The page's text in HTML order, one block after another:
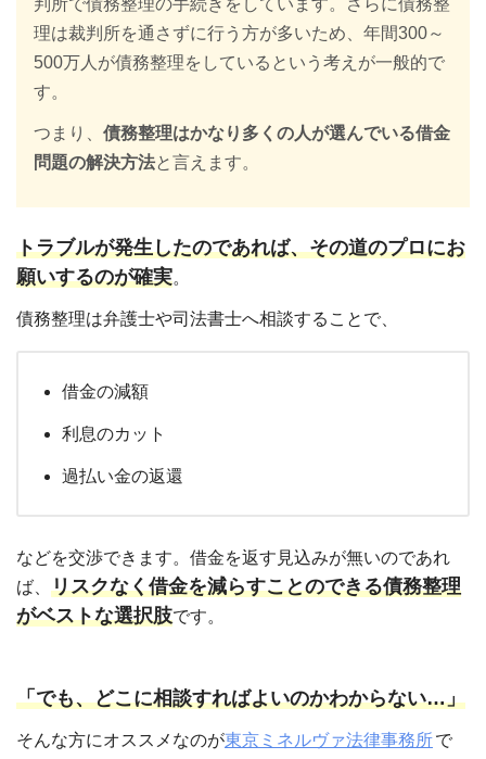
判所で債務整理の手続きをしています。さらに債務整
理は裁判所を通さずに行う方が多いため、年間300～
500万人が債務整理をしているという考えが一般的で
す。
つまり、 債務整理はかなり多くの人が選んでいる借金
問題の解決方法と言えます。
トラブルが発生したのであれば、その道のプロにお
願いするのが確実。
債務整理は弁護士や司法書士へ相談することで、
借金の減額
利息のカット
過払い金の返還
などを交渉できます。借金を返す見込みが無いのであれ
ば、 リスクなく借金を減らすことのできる債務整理
がベストな選択肢です。
「でも、どこに相談すればよいのかわからない…」
そんな方にオススメなのが東京ミネルヴァ法律事務所で